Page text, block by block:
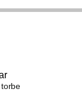
torbe